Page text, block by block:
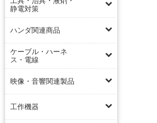
静電対策
ハンダ関連商品
ケーブル・ハーネ
ス・電線
映像・音響関連製品
工作機器